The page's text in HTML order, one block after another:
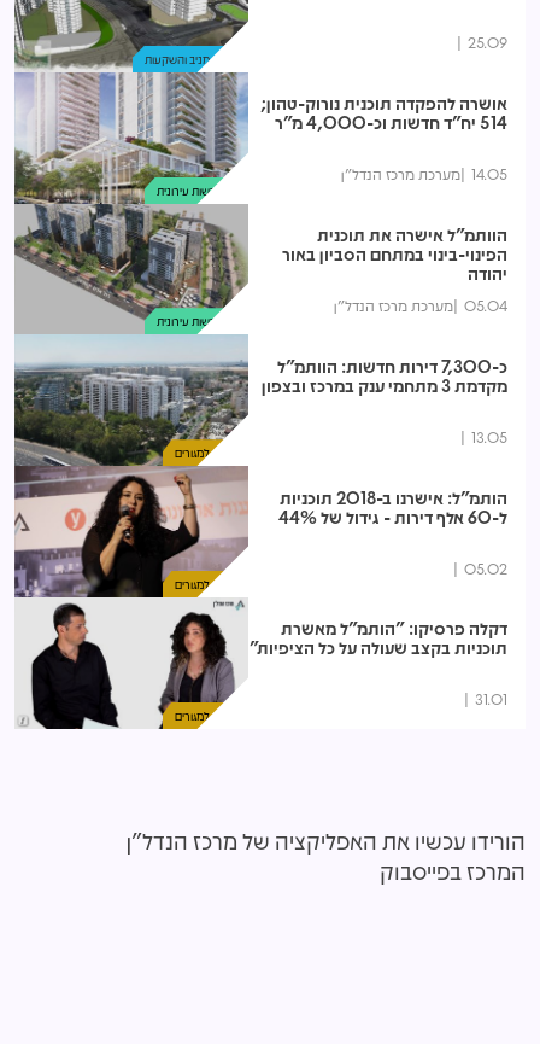
נדל"ן מניב והשקעות
25.09
התחדשות עירונית
אושרה להפקדה תוכנית נורוק-טהון;
514 יח"ד חדשות וכ-4,000 מ"ר
14.05 מערכת מרכז הנדל"ן
התחדשות עירונית
הוותמ"ל אישרה את תוכנית
הפינוי-בינוי במתחם הסביון באור
יהודה
05.04 מערכת מרכז הנדל"ן
נדל"ן למגורים
כ-7,300 דירות חדשות: הוותמ"ל
מקדמת 3 מתחמי ענק במרכז ובצפון
13.05
נדל"ן למגורים
הותמ"ל: אישרנו ב-2018 תוכניות
ל-60 אלף דירות - גידול של 44%
05.02
נדל"ן למגורים
דקלה פרסיקו: "הותמ"ל מאשרת
תוכניות בקצב שעולה על כל הציפיות"
31.01
הורידו עכשיו את האפליקציה של מרכז הנדל"ן
המרכז בפייסבוק